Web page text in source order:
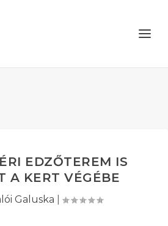
EDZŐTEREM IS
A KERT VÉGÉBE
Galuska